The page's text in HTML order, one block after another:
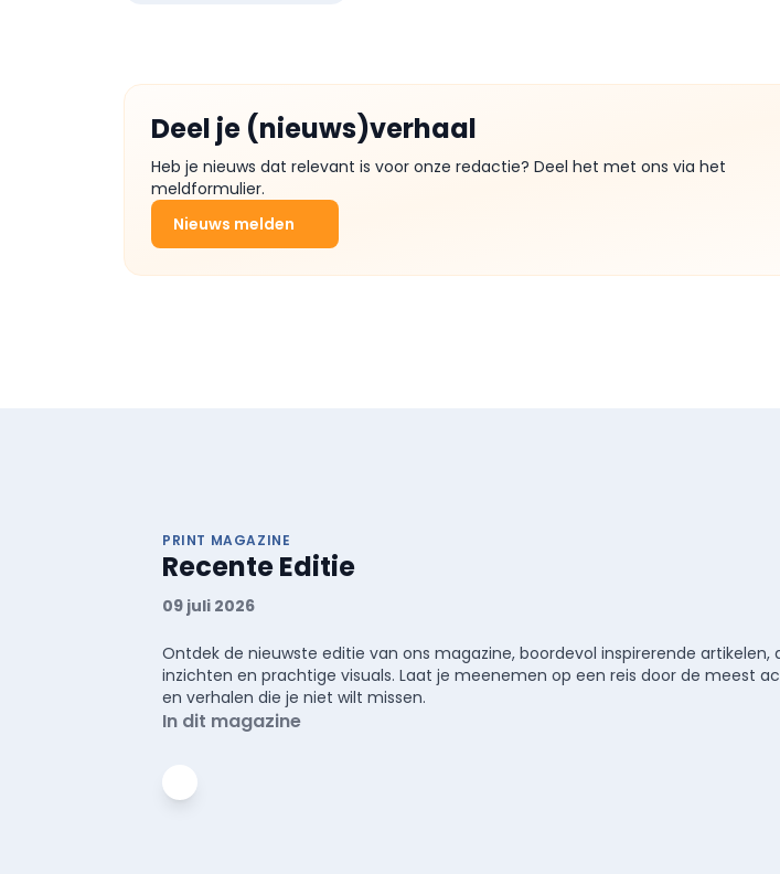
Deel je (nieuws)verhaal
Heb je nieuws dat relevant is voor onze redactie? Deel het met ons via het
meldformulier.
Nieuws melden
PRINT MAGAZINE
Recente Editie
09 juli 2026
Ontdek de nieuwste editie van ons magazine, boordevol inspirerende artikelen,
inzichten en prachtige visuals. Laat je meenemen op een reis door de meest
en verhalen die je niet wilt missen.
In dit magazine